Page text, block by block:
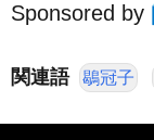
Sponsored by
関連語 鶡冠子